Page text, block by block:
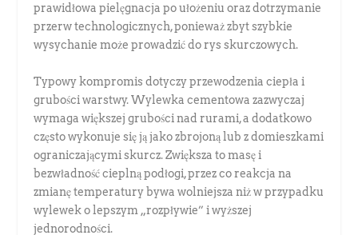
prawidłowa pielęgnacja po ułożeniu oraz dotrzymanie
przerw technologicznych, ponieważ zbyt szybkie
wysychanie może prowadzić do rys skurczowych.
Typowy kompromis dotyczy przewodzenia ciepła i
grubości warstwy. Wylewka cementowa zazwyczaj
wymaga większej grubości nad rurami, a dodatkowo
często wykonuje się ją jako zbrojoną lub z domieszkami
ograniczającymi skurcz. Zwiększa to masę i
bezwładność cieplną podłogi, przez co reakcja na
zmianę temperatury bywa wolniejsza niż w przypadku
wylewek o lepszym „rozpływie” i wyższej
jednorodności.